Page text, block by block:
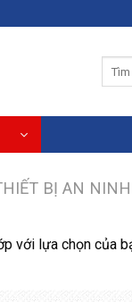
BỊ AN NINH
với lựa chọn của